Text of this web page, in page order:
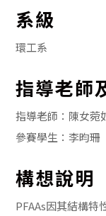
系級
環工系
指導老師
指導老師：陳女菀
參賽學生：李昀珊
構想說明
PFAAs因其結構特